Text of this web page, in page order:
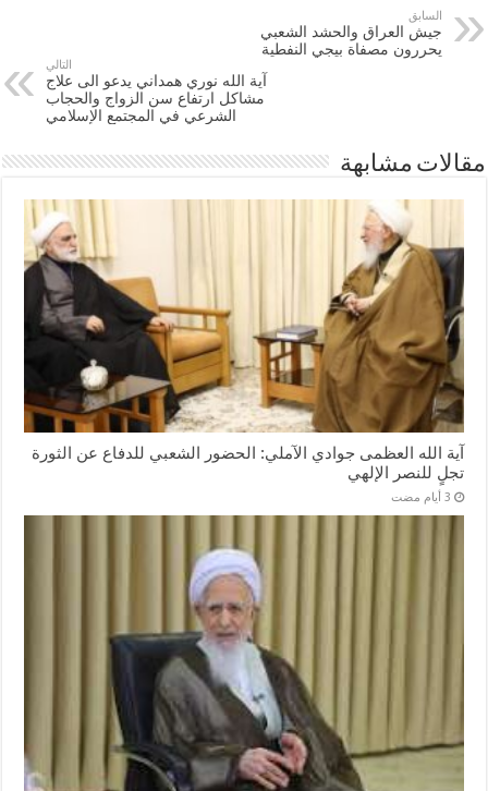
السابق
جيش العراق والحشد الشعبي
يحررون مصفاة بيجي النفطية
التالي
آية الله نوري همداني يدعو الى علاج
مشاكل ارتفاع سن الزواج والحجاب
الشرعي في المجتمع الإسلامي
مقالات مشابهة
آية الله العظمى جوادي الآملي: الحضور الشعبي للدفاع عن الثورة
تجلٍ للنصر الإلهي